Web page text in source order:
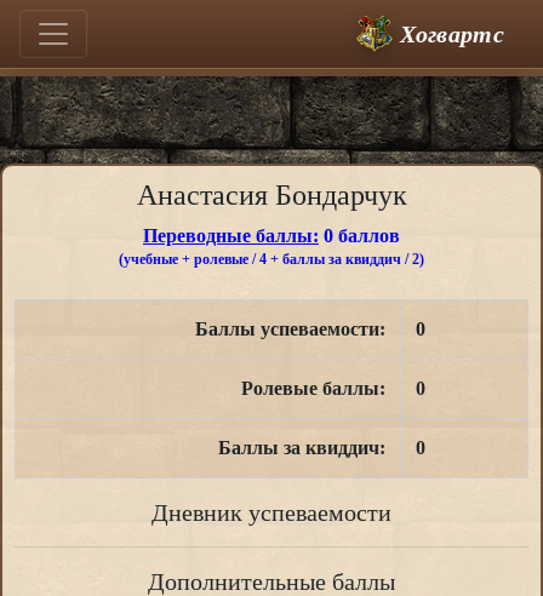
Хогвартс
Анастасия Бондарчук
Переводные баллы: 0 баллов
(учебные + ролевые / 4 + баллы за квиддич / 2)
Баллы успеваемости: 0
Ролевые баллы: 0
Баллы за квиддич: 0
Дневник успеваемости
Дополнительные баллы